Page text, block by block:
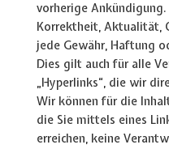
vorherige
Korrektheit, Aktualität,
jede Gewähr, Haftung
Dies gilt auch für alle
„Hyperlinks“, die wir
Wir können für die
die Sie mittels eines
erreichen, keine